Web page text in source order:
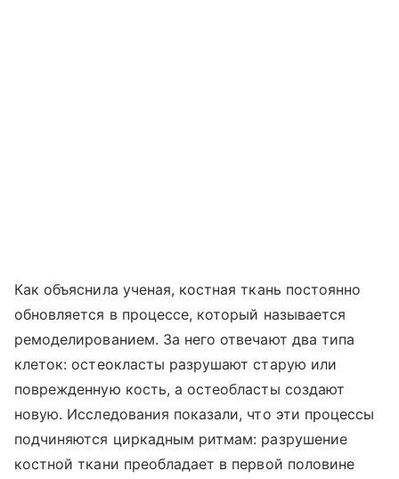
Как объяснила ученая, костная ткань постоянно
обновляется в процессе, который называется
ремоделированием. За него отвечают два типа
клеток: остеокласты разрушают старую или
поврежденную кость, а остеобласты создают
новую. Исследования показали, что эти процессы
подчиняются циркадным ритмам: разрушение
костной ткани преобладает в первой половине